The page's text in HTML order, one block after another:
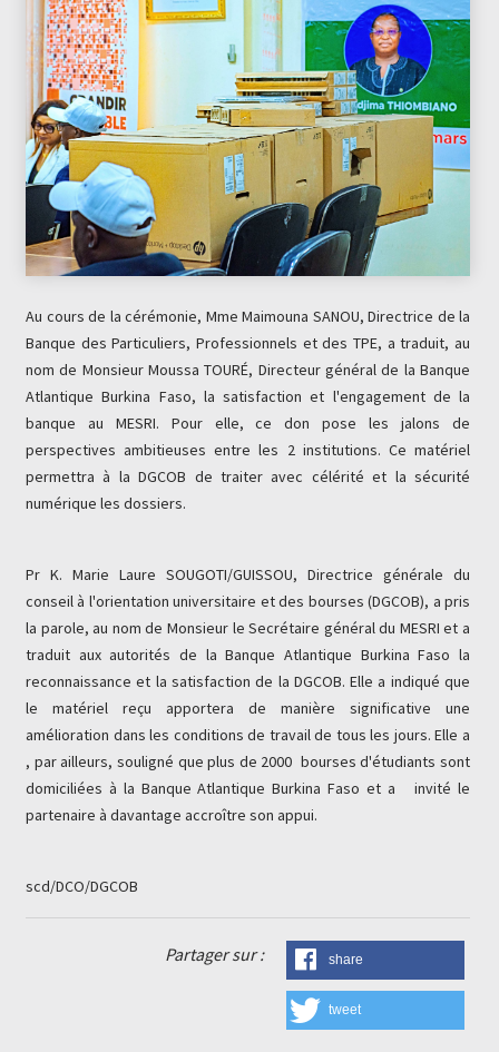
Au cours de la cérémonie, Mme Maimouna SANOU, Directrice de la
Banque des Particuliers, Professionnels et des TPE, a traduit, au
nom de Monsieur Moussa TOURÉ, Directeur général de la Banque
Atlantique Burkina Faso, la satisfaction et l'engagement de la
banque au MESRI. Pour elle, ce don pose les jalons de
perspectives ambitieuses entre les 2 institutions. Ce matériel
permettra à la DGCOB de traiter avec célérité et la sécurité
numérique les dossiers.
Pr K. Marie Laure SOUGOTI/GUISSOU, Directrice générale du
conseil à l'orientation universitaire et des bourses (DGCOB), a pris
la parole, au nom de Monsieur le Secrétaire général du MESRI et a
traduit aux autorités de la Banque Atlantique Burkina Faso la
reconnaissance et la satisfaction de la DGCOB. Elle a indiqué que
le matériel reçu apportera de manière significative une
amélioration dans les conditions de travail de tous les jours. Elle a
, par ailleurs, souligné que plus de 2000 bourses d'étudiants sont
domiciliées à la Banque Atlantique Burkina Faso et a invité le
partenaire à davantage accroître son appui.
scd/DCO/DGCOB
Partager sur : share
tweet